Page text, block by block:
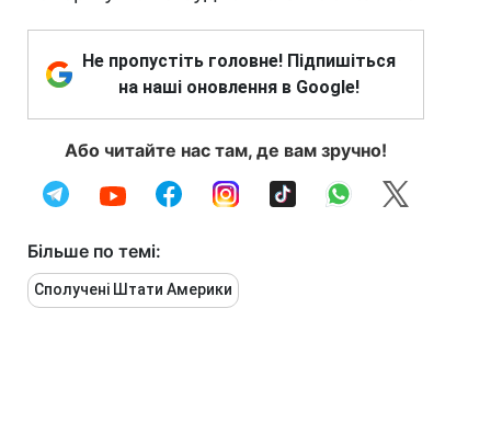
Не пропустіть головне! Підпишіться
на наші оновлення в Google!
Або читайте нас там, де вам зручно!
Більше по темі:
Сполучені Штати Америки